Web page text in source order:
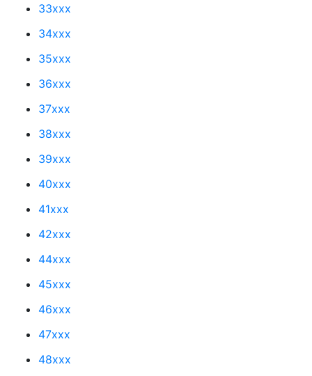
33xxx
34xxx
35xxx
36xxx
37xxx
38xxx
39xxx
40xxx
41xxx
42xxx
44xxx
45xxx
46xxx
47xxx
48xxx